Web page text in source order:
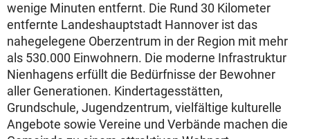
wenige Minuten entfernt. Die Rund 30 Kilometer
entfernte Landeshauptstadt Hannover ist das
nahegelegene Oberzentrum in der Region mit mehr
als 530.000 Einwohnern. Die moderne Infrastruktur
Nienhagens erfüllt die Bedürfnisse der Bewohner
aller Generationen. Kindertagesstätten,
Grundschule, Jugendzentrum, vielfältige kulturelle
Angebote sowie Vereine und Verbände machen die